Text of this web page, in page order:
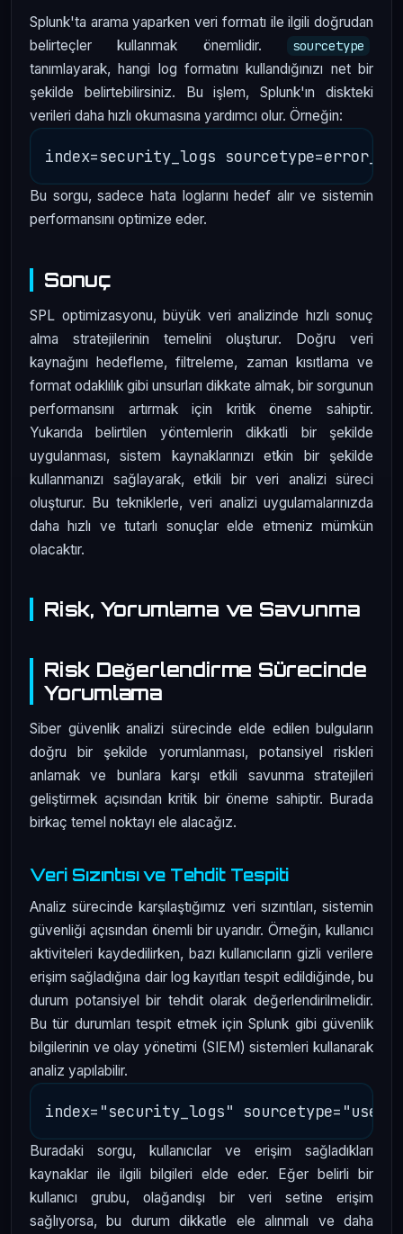
Splunk'ta arama yaparken veri formatı ile ilgili doğrudan
belirteçler kullanmak önemlidir.
sourcetype
tanımlayarak, hangi log formatını kullandığınızı net bir
şekilde belirtebilirsiniz. Bu işlem, Splunk'ın diskteki
verileri daha hızlı okumasına yardımcı olur. Örneğin:
Bu sorgu, sadece hata loglarını hedef alır ve sistemin
performansını optimize eder.
Sonuç
SPL optimizasyonu, büyük veri analizinde hızlı sonuç
alma stratejilerinin temelini oluşturur. Doğru veri
kaynağını hedefleme, filtreleme, zaman kısıtlama ve
format odaklılık gibi unsurları dikkate almak, bir sorgunun
performansını artırmak için kritik öneme sahiptir.
Yukarıda belirtilen yöntemlerin dikkatli bir şekilde
uygulanması, sistem kaynaklarınızı etkin bir şekilde
kullanmanızı sağlayarak, etkili bir veri analizi süreci
oluşturur. Bu tekniklerle, veri analizi uygulamalarınızda
daha hızlı ve tutarlı sonuçlar elde etmeniz mümkün
olacaktır.
Risk, Yorumlama ve Savunma
Risk Değerlendirme Sürecinde
Yorumlama
Siber güvenlik analizi sürecinde elde edilen bulguların
doğru bir şekilde yorumlanması, potansiyel riskleri
anlamak ve bunlara karşı etkili savunma stratejileri
geliştirmek açısından kritik bir öneme sahiptir. Burada
birkaç temel noktayı ele alacağız.
Veri Sızıntısı ve Tehdit Tespiti
Analiz sürecinde karşılaştığımız veri sızıntıları, sistemin
güvenliği açısından önemli bir uyarıdır. Örneğin, kullanıcı
aktiviteleri kaydedilirken, bazı kullanıcıların gizli verilere
erişim sağladığına dair log kayıtları tespit edildiğinde, bu
durum potansiyel bir tehdit olarak değerlendirilmelidir.
Bu tür durumları tespit etmek için Splunk gibi güvenlik
bilgilerinin ve olay yönetimi (SIEM) sistemleri kullanarak
analiz yapılabilir.
Buradaki sorgu, kullanıcılar ve erişim sağladıkları
kaynaklar ile ilgili bilgileri elde eder. Eğer belirli bir
kullanıcı grubu, olağandışı bir veri setine erişim
sağlıyorsa, bu durum dikkatle ele alınmalı ve daha